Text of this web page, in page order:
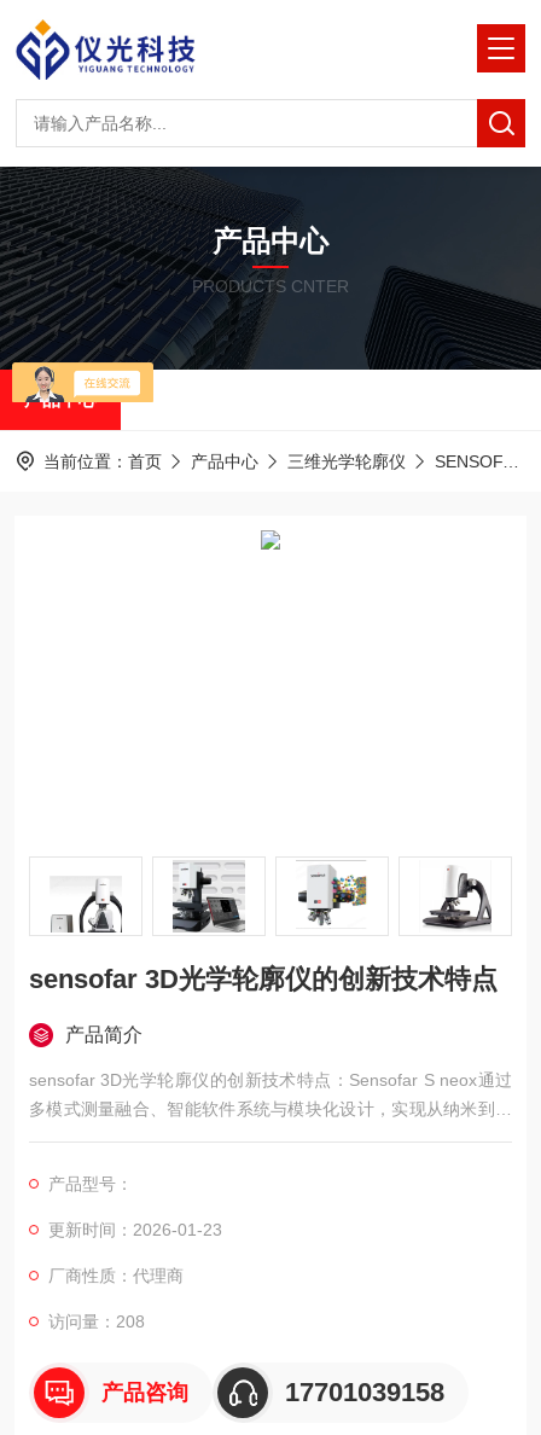
产品中心
PRODUCTS CNTER
产品中心
当前位置： 首页 产品中心 三维光学轮廓仪 SENSOFAR共聚焦白光干涉仪
sensofar 3D光学轮廓仪的创新技术特点
产品简介
sensofar 3D光学轮廓仪的创新技术特点：Sensofar S neox通过
多模式测量融合、智能软件系统与模块化设计，实现从纳米到毫
米尺度的精准三维表征，为科研与工业检测提供创新解决方案。
产品型号：
更新时间：2026-01-23
厂商性质：代理商
访问量：208
产品咨询 17701039158